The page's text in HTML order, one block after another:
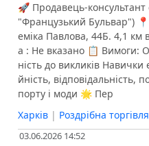
🚀 Продавець-
"Французький Бульвар")
еміка Павлова, 44Б. 4,1 км
а : Не вказано 📋 Вимоги:
ність до викликів Навички
йність, відповідальність,
порту і моди 🌟 Пер
Харків | Роздрібна торгівля
03.06.2026 14:52